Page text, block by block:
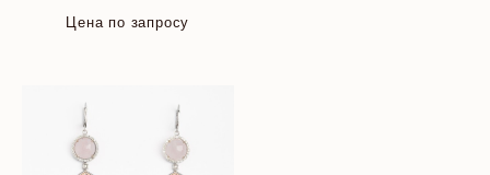
Цена по запросу